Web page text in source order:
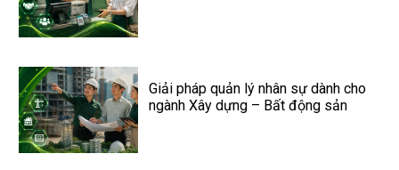
Giải pháp quản lý nhân sự dành cho
ngành Xây dựng – Bất động sản